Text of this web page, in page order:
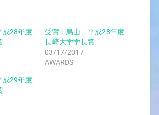
28年度
受賞：烏山 平成28年度
長崎大学学長賞
03/17/2017
AWARDS
29年度